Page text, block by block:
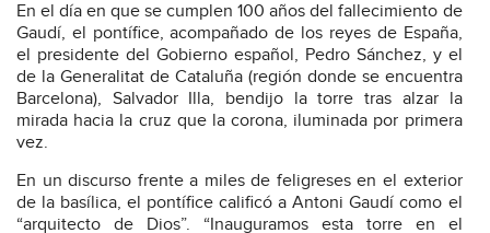
En el día en que se cumplen 100 años del fallecimiento de
Gaudí, el pontífice, acompañado de los reyes de España,
el presidente del Gobierno español, Pedro Sánchez, y el
de la Generalitat de Cataluña (región donde se encuentra
Barcelona), Salvador Illa, bendijo la torre tras alzar la
mirada hacia la cruz que la corona, iluminada por primera
vez.
En un discurso frente a miles de feligreses en el exterior
de la basílica, el pontífice calificó a Antoni Gaudí como el
“arquitecto de Dios”. “Inauguramos esta torre en el